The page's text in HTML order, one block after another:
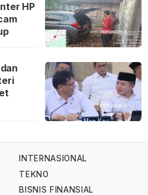
HP
INTERNASIONAL
TEKNO
BISNIS FINANSIAL